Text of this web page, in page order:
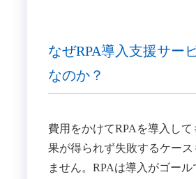
なぜRPA導入支援サー
なのか？
費用をかけてRPAを導入して
果が得られず失敗するケース
ません。RPAは導入がゴー